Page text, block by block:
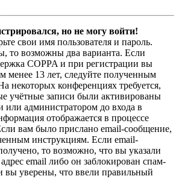
но не могу войти!
свои имя пользователя и пароль.
то возможны два варианта. Если
COPPA и при регистрации вы
менее 13 лет, следуйте полученным
некоторых конференциях требуется,
учётные записи были активированы
или администратором до входа в
отображается в процессе
вам было прислано email-сообщение,
инструкциям. Если email-
то возможно, что вы указали
email либо он заблокирован спам-
вы уверены, что ввели правильный